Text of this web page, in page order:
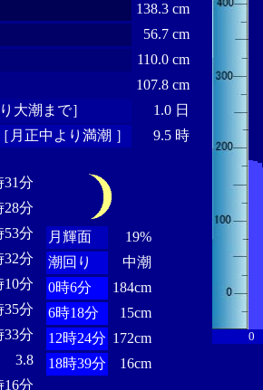
138.3 cm
56.7 cm
110.0 cm
107.8 cm
大潮まで］
1.0 日
月正中より満潮 ］
9.5 時
31分
28分
53分
32分
10分
35分
33分
3.8
16分
月輝面
19%
潮回り
中潮
0時6分
184cm
6時18分
15cm
12時24分 172cm
18時39分
16cm
0